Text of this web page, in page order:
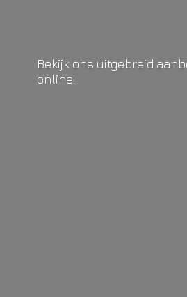
Bekijk ons uitgebreid
online!